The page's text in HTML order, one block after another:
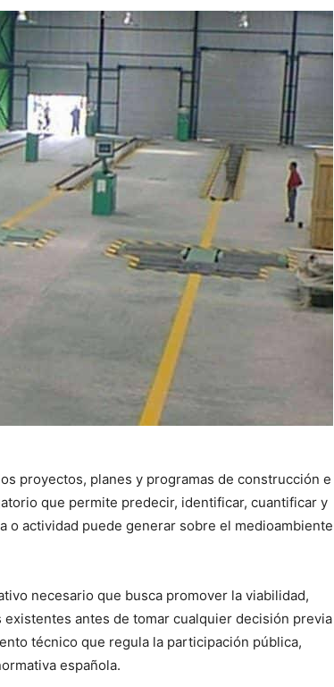
proyectos, planes y programas de construcción e
que permite predecir, identificar, cuantificar y
actividad puede generar sobre el medioambiente
necesario que busca promover la viabilidad,
antes de tomar cualquier decisión previa
técnico que regula la participación pública,
española.